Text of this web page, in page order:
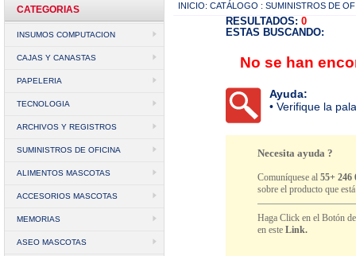
CATEGORIAS
INSUMOS COMPUTACION
CAJAS Y CANASTAS
PAPELERIA
TECNOLOGIA
ARCHIVOS Y REGISTROS
SUMINISTROS DE OFICINA
ALIMENTOS MASCOTAS
ACCESORIOS MASCOTAS
MEMORIAS
ASEO MASCOTAS
INICIO: CATÁLOGO : SUMINISTROS DE
RESULTADOS: 0
ESTAS BUSCANDO:
No se han
Ayuda:
• Verifique la
Necesita ayuda ?
Comuníquese al55+ 246
sobre el producto que
Haga Click en el Botón
en esteLink.